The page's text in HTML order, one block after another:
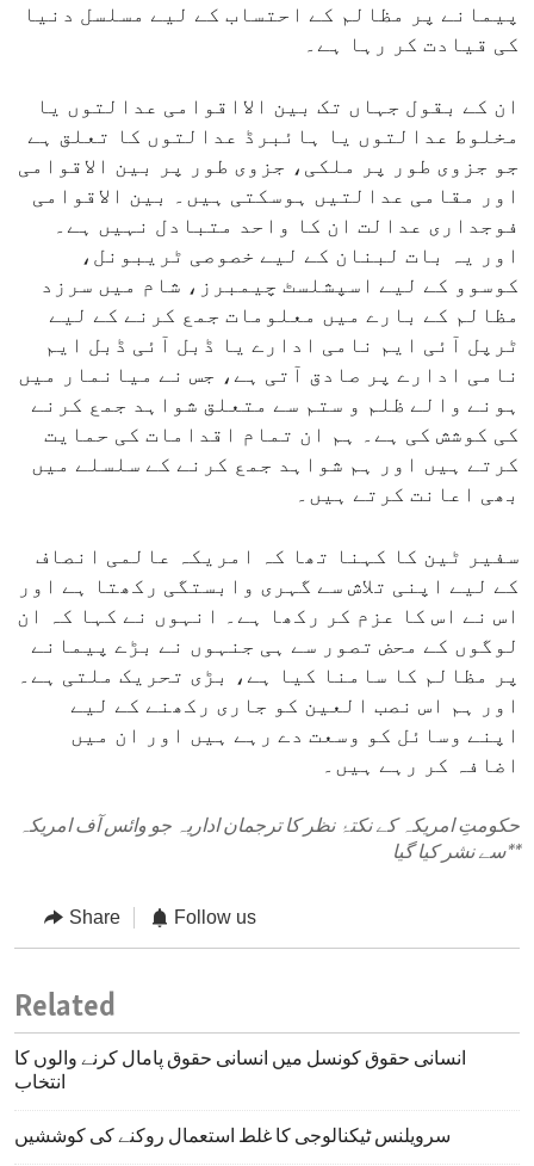
پیمانے پر مظالم کے احتساب کے لیے مسلسل دنیا
کی قیادت کر رہا ہے۔
ان کے بقول جہاں تک بین الااقوامی عدالتوں یا
مخلوط عدالتوں یا ہائبرڈ عدالتوں کا تعلق ہے
جو جزوی طور پر ملکی، جزوی طور پر بین الاقوامی
اور مقامی عدالتیں ہوسکتی ہیں۔ بین الاقوامی
فوجداری عدالت ان کا واحد متبادل نہیں ہے۔
اور یہ بات لبنان کے لیے خصوصی ٹریبونل،
کوسوو کے لیے اسپشلسٹ چیمبرز، شام میں سرزد
مظالم کے بارے میں معلومات جمع کرنے کے لیے
ٹرپل آئی ایم نامی ادارے یا ڈبل آئی ڈبل ایم
نامی ادارے پر صادق آتی ہے، جس نے میانمار میں
ہونے والے ظلم و ستم سے متعلق شواہد جمع کرنے
کی کوشش کی ہے۔ ہم ان تمام اقدامات کی حمایت
کرتے ہیں اور ہم شواہد جمع کرنے کے سلسلے میں
بھی اعانت کرتے ہیں۔
سفیر ٹین کا کہنا تھا کہ امریکہ عالمی انصاف
کے لیے اپنی تلاش سے گہری وابستگی رکھتا ہے اور
اس نے اس کا عزم کر رکھا ہے۔ انہوں نے کہا کہ ان
لوگوں کے محض تصور سے ہی جنہوں نے بڑے پیمانے
پر مظالم کا سامنا کیا ہے، بڑی تحریک ملتی ہے۔
اور ہم اس نصب العین کو جاری رکھنے کے لیے
اپنے وسائل کو وسعت دے رہے ہیں اور ان میں
اضافہ کر رہے ہیں۔
حکومتِ امریکہ کے نکتۂ نظر کا ترجمان اداریہ جو وائس آف امریکہ
سے نشر کیا گیا**
Share Follow us
Related
انسانی حقوق کونسل میں انسانی حقوق پامال کرنے والوں کا
انتخاب
سرویلنس ٹیکنالوجی کا غلط استعمال روکنے کی کوششیں